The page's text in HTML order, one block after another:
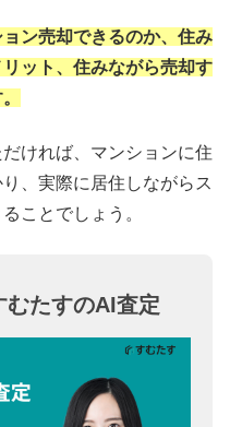
ン売却できるのか、住み
ット、住みながら売却す
ければ、マンションに住
、実際に居住しながらス
ことでしょう。
むたすのAI査定